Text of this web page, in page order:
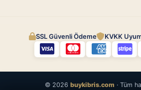
SSL Güvenli Ödeme KVKK
© 2026 buykibris.com · Tüm